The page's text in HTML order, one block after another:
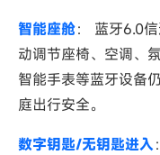
智能座舱： 蓝牙6.0
动调节座椅、空调、
智能手表等蓝牙设备
庭出行安全。
数字钥匙/无钥匙进入